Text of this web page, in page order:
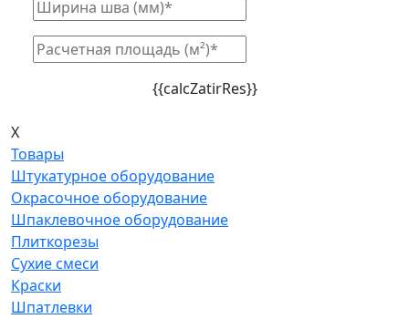
{{calcZatirRes}}
X
Товары
Штукатурное оборудование
Окрасочное оборудование
Шпаклевочное оборудование
Плиткорезы
Сухие смеси
Краски
Шпатлевки